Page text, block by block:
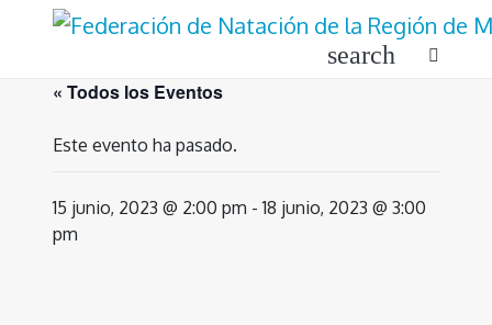
search
« Todos los Eventos
Este evento ha pasado.
15 junio, 2023 @ 2:00 pm -18 junio, 2023 @ 3:00
pm